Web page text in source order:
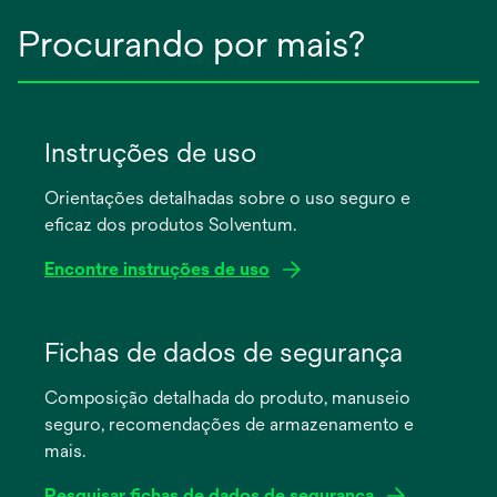
Procurando por mais?
Instruções de uso
Orientações detalhadas sobre o uso seguro e
eficaz dos produtos Solventum.
Encontre instruções de uso
nova
guia
Fichas de dados de segurança
Composição detalhada do produto, manuseio
seguro, recomendações de armazenamento e
mais.